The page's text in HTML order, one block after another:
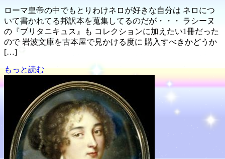
ローマ皇帝の中でもとりわけネロが好きな自分は ネロにつ
いて書かれてる邦訳本を蒐集してるのだが・・・ ラシーヌ
の『ブリタニキュス』も コレクションに加えたい1冊だった
ので 岩波文庫を古本屋で見かける度に 購入すべきかどうか
[…]
もっと読む